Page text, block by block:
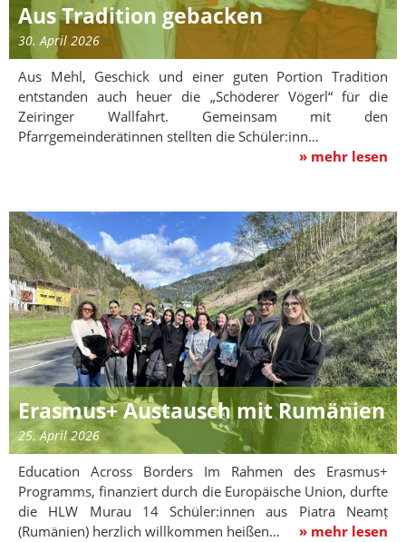
Aus Tradition gebacken
30. April 2026
Aus Mehl, Geschick und einer guten Portion Tradition
entstanden auch heuer die „Schöderer Vögerl“ für die
Zeiringer Wallfahrt. Gemeinsam mit den
Pfarrgemeinderätinnen stellten die Schüler:inn…
» mehr lesen
Erasmus+ Austausch mit Rumänien
25. April 2026
Education Across Borders Im Rahmen des Erasmus+
Programms, finanziert durch die Europäische Union, durfte
die HLW Murau 14 Schüler:innen aus Piatra Neamț
(Rumänien) herzlich willkommen heißen…
» mehr lesen